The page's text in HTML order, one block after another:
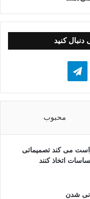
کنید
تلگرام
محبوب
می کند تصمیماتی
اتخاذ کنند
شدن